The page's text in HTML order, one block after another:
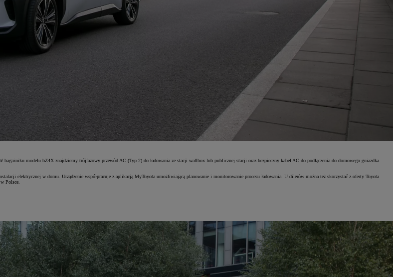
modelu bZ4X znajdziemy trójfazowy przewód AC (Typ 2) do ładowania ze stacji wallbox lub publicznej stacji oraz bezpieczny kabel AC do podłączenia do domowego gniazdka
elektrycznej w domu. Urządzenie współpracuje z aplikacją MyToyota umożliwiającą planowanie i monitorowanie procesu ładowania. U dilerów można też skorzystać z oferty Toyota
Polsce.